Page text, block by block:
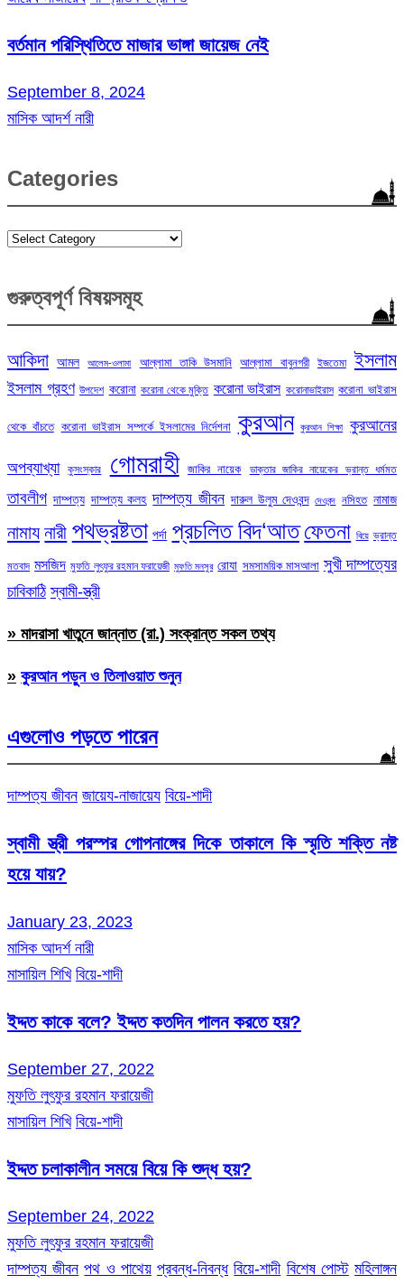
বর্তমান পরিস্থিতিতে মাজার ভাঙ্গা জায়েজ নেই
September 8, 2024
মাসিক আদর্শ নারী
Categories
Categories
গুরুত্বপূর্ণ বিষয়সমূহ
আকিদা আমল আলেম-ওলামা আল্লামা তাকি উসমানি আল্লামা বাবুনগরী ইজতেমা ইসলাম
ইসলাম গ্রহণ উপদেশ করোনা করোনা থেকে মুক্তি করোনা ভাইরাস করোনাভাইরাস করোনা ভাইরাস
থেকে বাঁচতে করোনা ভাইরাস সম্পর্কে ইসলামের নির্দেশনা কুরআন কুরআন শিক্ষা কুরআনের
অপব্যাখ্যা কুসংস্কার গোমরাহী জাকির নায়েক ডাক্তার জাকির নায়েকের ভ্রান্ত ধর্মমত
তাবলীগ দাম্পত্য দাম্পত্য কলহ দাম্পত্য জীবন দারুল উলুম দেওবন্দ দেওবন্দ নসিহত নামাজ
নামায নারী পথভ্রষ্টতা পর্দা প্রচলিত বিদ‘আত ফেতনা বিয়ে ভ্রান্ত
মতবাদ মসজিদ মুফতি লুৎফুর রহমান ফরায়েজী মুফতি মনসুর রোযা সমসাময়িক মাসআলা সুখী দাম্পত্যের
চাবিকাঠি স্বামী-স্ত্রী
» মাদরাসা খাতুনে জান্নাত (রা.) সংক্রান্ত সকল তথ্য
» কুরআন পড়ুন ও তিলাওয়াত শুনুন
এগুলোও পড়তে পারেন
দাম্পত্য জীবন জায়েয-নাজায়েয বিয়ে-শাদী
স্বামী স্ত্রী পরস্পর গোপনাঙ্গের দিকে তাকালে কি স্মৃতি শক্তি নষ্ট
হয়ে যায়?
January 23, 2023
মাসিক আদর্শ নারী
মাসায়িল শিখি বিয়ে-শাদী
ইদ্দত কাকে বলে? ইদ্দত কতদিন পালন করতে হয়?
September 27, 2022
মুফতি লুৎফুর রহমান ফরায়েজী
মাসায়িল শিখি বিয়ে-শাদী
ইদ্দত চলাকালীন সময়ে বিয়ে কি শুদ্ধ হয়?
September 24, 2022
মুফতি লুৎফুর রহমান ফরায়েজী
দাম্পত্য জীবন পথ ও পাথেয় প্রবন্ধ-নিবন্ধ বিয়ে-শাদী বিশেষ পোস্ট মহিলাঙ্গন